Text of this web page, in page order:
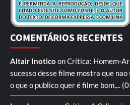
COMENTÁRIOS RECENTES
Altair Inotico onCrítica: Homem-
sucesso desse filme mostra que
o que o publico quer é filme bom,...